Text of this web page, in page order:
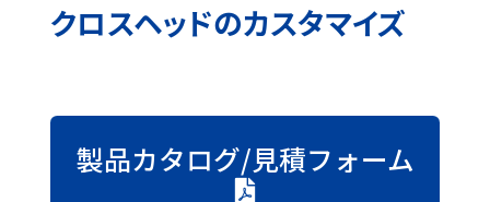
クロスヘッドのカスタマイズ
製品カタログ/見積フォーム